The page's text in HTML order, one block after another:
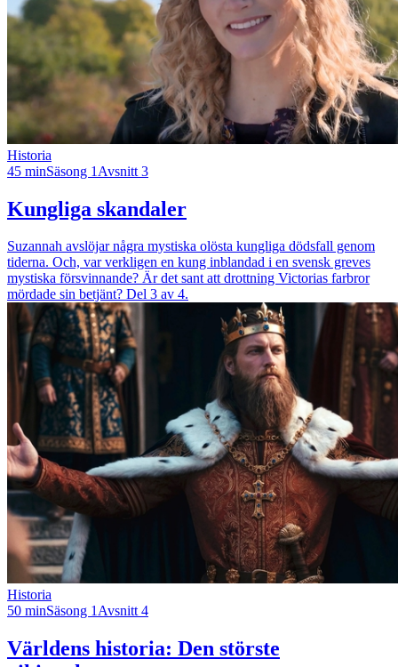
Historia
45 minSäsong 1 Avsnitt 3
Kungliga skandaler
Suzannah avslöjar några mystiska olösta kungliga dödsfall genom
tiderna. Och, var verkligen en kung inblandad i en svensk greves
mystiska försvinnande? Är det sant att drottning Victorias farbror
mördade sin betjänt? Del 3 av 4.
Historia
50 minSäsong 1 Avsnitt 4
Världens historia: Den störste